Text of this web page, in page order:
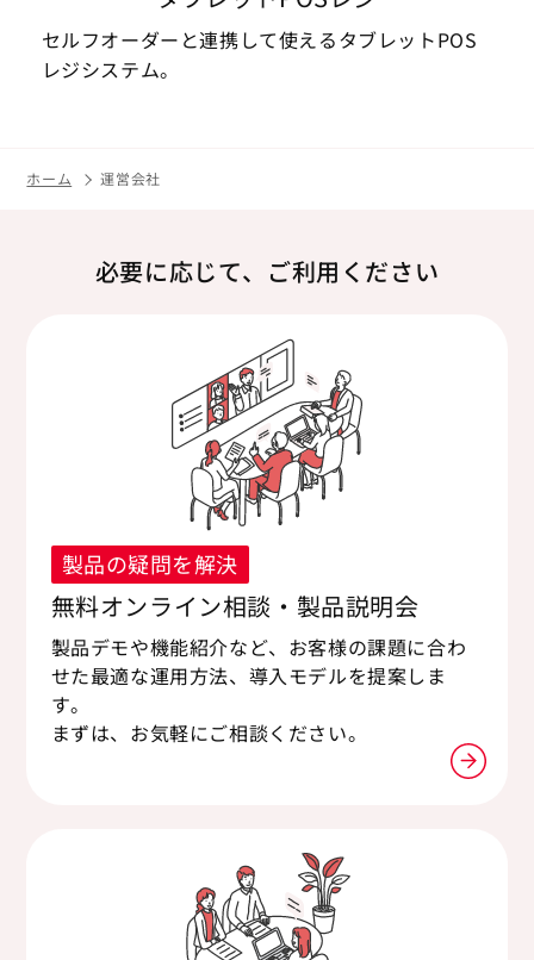
セルフオーダーと連携して使えるタブレットPOS
レジシステム。
ホーム 運営会社
必要に応じて、ご利用ください
製品の疑問を解決
無料オンライン相談・製品説明会
製品デモや機能紹介など、お客様の課題に合わ
せた最適な運用方法、導入モデルを提案しま
す。
まずは、お気軽にご相談ください。